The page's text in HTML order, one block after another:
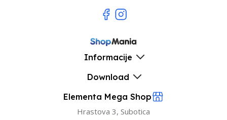
Informacije
Download
Elementa Mega Shop
Hrastova 3, Subotica